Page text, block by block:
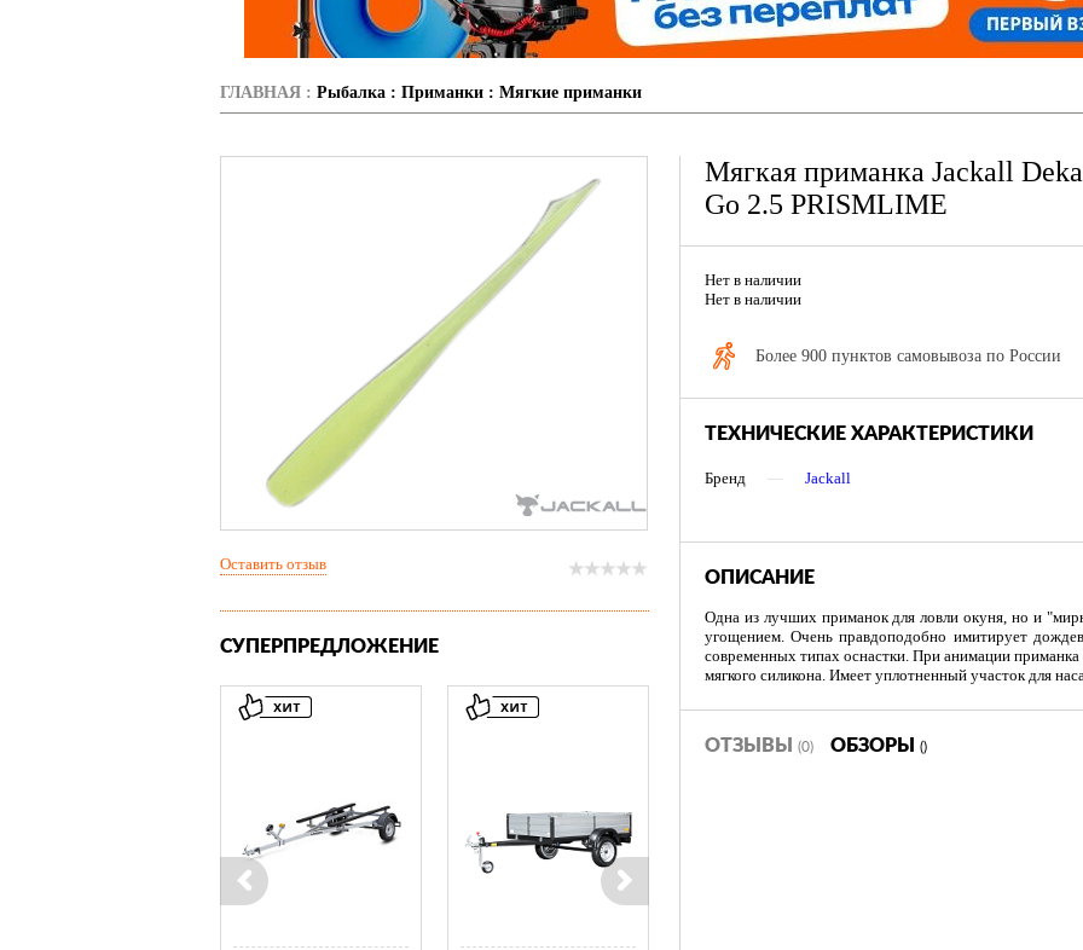
ГЛАВНАЯ : Рыбалка : Приманки : Мягкие приманки
Мягкая приманка Jackall
Go 2.5 PRISMLIME
Нет в наличии
Нет в наличии
Более 900 пунктов самовывоза по России
ТЕХНИЧЕСКИЕ ХАРАКТЕРИСТИКИ
Бренд — Jackall
ОПИСАНИЕ
Одна из лучших приманок для ловли окуня, но и
угощением. Очень правдоподобно имитирует
современных типах оснастки. При анимации приманка
мягкого силикона. Имеет уплотненный участок для
ОТЗЫВЫ (0) ОБЗОРЫ ()
Оставить отзыв
СУПЕРПРЕДЛОЖЕНИЕ